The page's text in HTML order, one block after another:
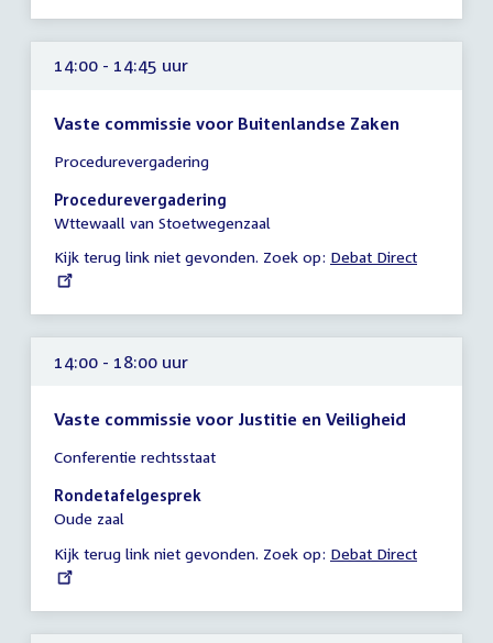
14:00 - 14:45 uur
Vaste commissie voor Buitenlandse Zaken
vergadering
14:00
-
uur
Procedurevergadering
Procedurevergadering
Wttewaall van Stoetwegenzaal
Kijk terug link niet gevonden. Zoek op: External
Debat Direct
14:00 - 18:00 uur
Vaste commissie voor Justitie en Veiligheid
vergadering
14:00
-
uur
Conferentie rechtsstaat
Rondetafelgesprek
Oude zaal
Kijk terug link niet gevonden. Zoek op: External
Debat Direct